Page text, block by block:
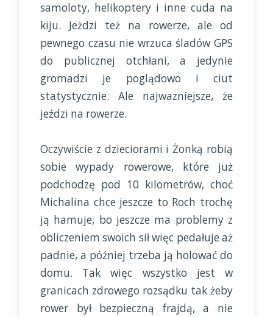
samoloty, helikoptery i inne cuda na
kiju. Jeżdzi też na rowerze, ale od
pewnego czasu nie wrzuca śladów GPS
do publicznej otchłani, a jedynie
gromadzi je poglądowo i ciut
statystycznie. Ale najwazniejsze, że
jeździ na rowerze.
Oczywiście z dzieciorami i Żonką robią
sobie wypady rowerowe, które już
podchodzę pod 10 kilometrów, choć
Michalina chce jeszcze to Roch trochę
ją hamuje, bo jeszcze ma problemy z
obliczeniem swoich sił więc pedałuje aż
padnie, a później trzeba ją holować do
domu. Tak więc wszystko jest w
granicach zdrowego rozsądku tak żeby
rower był bezpieczną frajdą, a nie